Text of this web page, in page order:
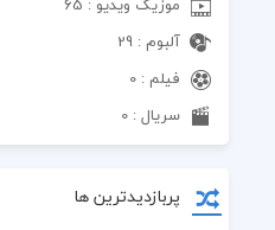
آلبوم : 29
فیلم : 0
سریال : 0
پربازدیدترین ها